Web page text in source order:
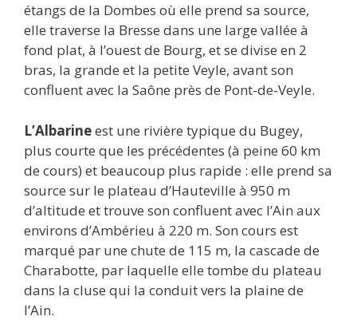
étangs de la Dombes où elle prend sa source,
elle traverse la Bresse dans une large vallée à
fond plat, à l’ouest de Bourg, et se divise en 2
bras, la grande et la petite Veyle, avant son
confluent avec la Saône près de Pont-de-Veyle.
L’Albarineest une rivière typique du Bugey,
plus courte que les précédentes (à peine 60 km
de cours) et beaucoup plus rapide : elle prend sa
source sur le plateau d’Hauteville à 950 m
d’altitude et trouve son confluent avec l’Ain aux
environs d’Ambérieu à 220 m. Son cours est
marqué par une chute de 115 m, la cascade de
Charabotte, par laquelle elle tombe du plateau
dans la cluse qui la conduit vers la plaine de
l’Ain.